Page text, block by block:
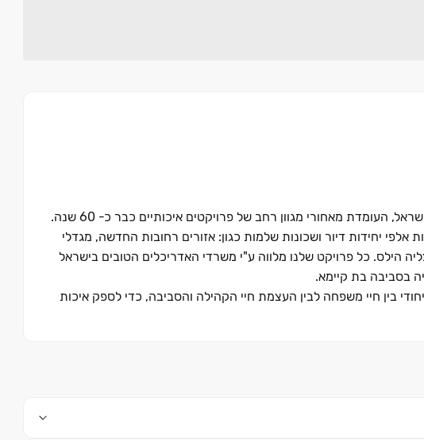
העומדת מאחורי מגוון רחב של פרויקטים איכותיים כבר כ- 60 שנה.
יחידות דיור ושכונות שלמות כגון: אזורים רחובות החדשה, מגדלי
הילס. כל פרויקט שלנו מלווה ע"י משרדי האדריכלים הטובים בישראל
בסביבה בת קיימא.
בין חיי משפחה לבין העצמת חיי הקהילה והסביבה, כדי לספק איכות